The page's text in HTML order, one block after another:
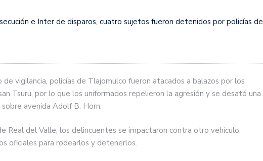
e Inter de disparos, cuatro sujetos fueron detenidos por policías de
de vigilancia, policías de Tlajomulco fueron atacados a balazos por los
Tsuru, por lo que los uniformados repelieron la agresión y se desató una
avenida Adolf B. Horn.
Real del Valle, los delincuentes se impactaron contra otro vehículo,
oficiales para rodearlos y detenerlos.